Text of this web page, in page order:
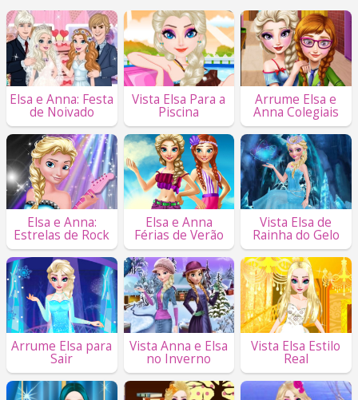
Elsa e Anna: Festa
de Noivado
Vista Elsa Para a
Piscina
Arrume Elsa e
Anna Colegiais
Elsa e Anna:
Estrelas de Rock
Elsa e Anna
Férias de Verão
Vista Elsa de
Rainha do Gelo
Arrume Elsa para
Sair
Vista Anna e Elsa
no Inverno
Vista Elsa Estilo
Real